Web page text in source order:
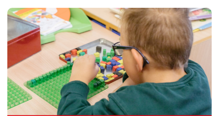
Mehr Informationen » » »